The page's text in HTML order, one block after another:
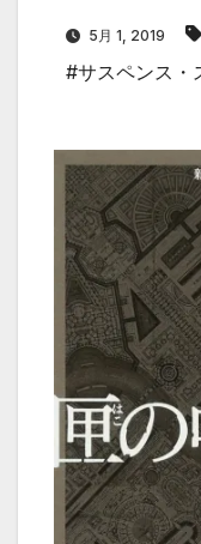
5月 1, 2019
#サスペンス・